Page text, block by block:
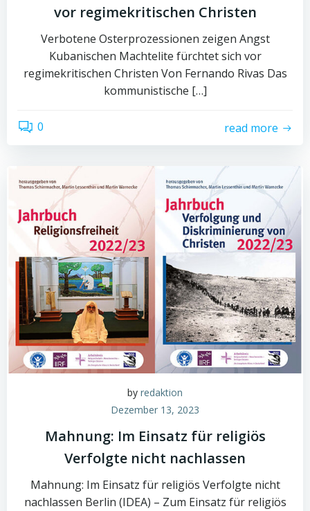
vor regimekritischen Christen
Verbotene Osterprozessionen zeigen Angst
Kubanischen Machtelite fürchtet sich vor
regimekritischen Christen Von Fernando Rivas Das
kommunistische […]
0 read more
by redaktion
Dezember 13, 2023
Mahnung: Im Einsatz für religiös
Verfolgte nicht nachlassen
Mahnung: Im Einsatz für religiös Verfolgte nicht
nachlassen Berlin (IDEA) – Zum Einsatz für religiös